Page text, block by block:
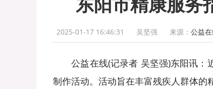
2025-01-17 16:46:31 吴坚强 来源： 公益
公益在线(记录者 吴坚强)东阳讯：近
制作活动。活动旨在丰富残疾人群体的